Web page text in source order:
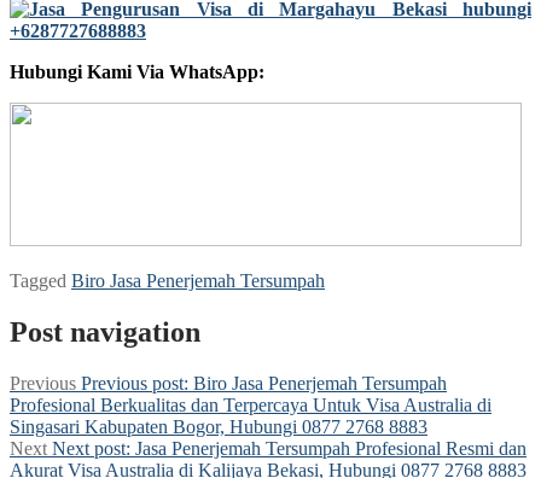
Hubungi Kami Via WhatsApp:
Tagged Biro Jasa Penerjemah Tersumpah
Post navigation
Previous Previous post: Biro Jasa Penerjemah Tersumpah
Profesional Berkualitas dan Terpercaya Untuk Visa Australia di
Singasari Kabupaten Bogor, Hubungi 0877 2768 8883
Next Next post: Jasa Penerjemah Tersumpah Profesional Resmi dan
Akurat Visa Australia di Kalijaya Bekasi, Hubungi 0877 2768 8883